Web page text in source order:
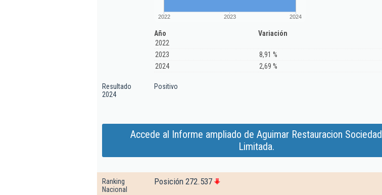
2022 2023 2024
Año
Variación
2022
2023
8,91 %
2024
2,69 %
Resultado
2024
Positivo
Accede al Informe ampliado de Aguimar Restauracion Sociedad
Limitada.
Ranking
Nacional
Posición 272.537